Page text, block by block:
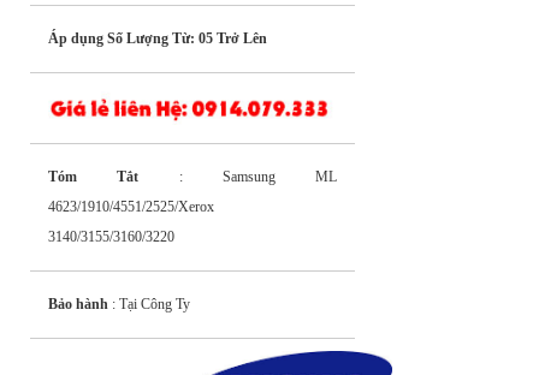
Áp dụng Số Lượng Từ: 05 Trở Lên
Tóm Tắt : Samsung ML
4623/1910/4551/2525/Xerox
3140/3155/3160/3220
Bảo hành : Tại Công Ty